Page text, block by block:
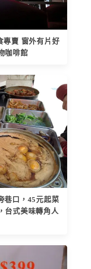
專賣 窗外有片好
咖啡館
巷口，45元起菜
台式美味轉角人